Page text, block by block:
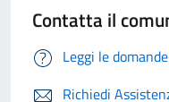
Contatta il
Leggi le
Richiedi